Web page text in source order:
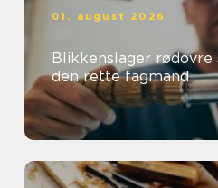
01. august 2026
Blikkenslager rødovre sådan vælger du
den rette fagmand